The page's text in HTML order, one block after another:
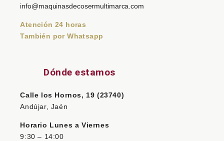
info@maquinasdecosermultimarca.com
Atención 24 horas
También por Whatsapp
Dónde estamos
Calle los Hornos, 19 (23740)
Andújar, Jaén
Horario Lunes a Viernes
9:30 – 14:00